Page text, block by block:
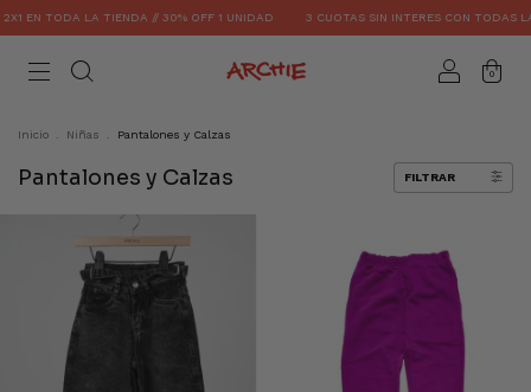
EN TODA LA TIENDA // 30% OFF 1 UNIDAD 3 CUOTAS SIN INTERES CON TODAS LAS
0
Inicio Niñas Pantalones y Calzas
Pantalones y Calzas FILTRAR